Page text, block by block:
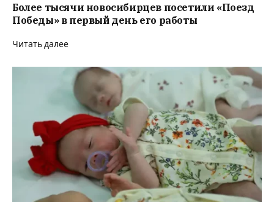
Более тысячи новосибирцев посетили «Поезд
Победы» в первый день его работы
Читать далее